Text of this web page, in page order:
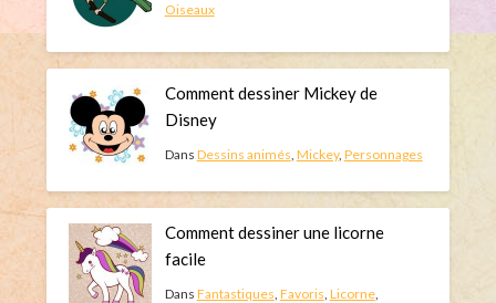
Oiseaux
Comment dessiner Mickey de
Disney
Dans Dessins animés, Mickey, Personnages
Comment dessiner une licorne
facile
Dans Fantastiques Favoris Licorne,